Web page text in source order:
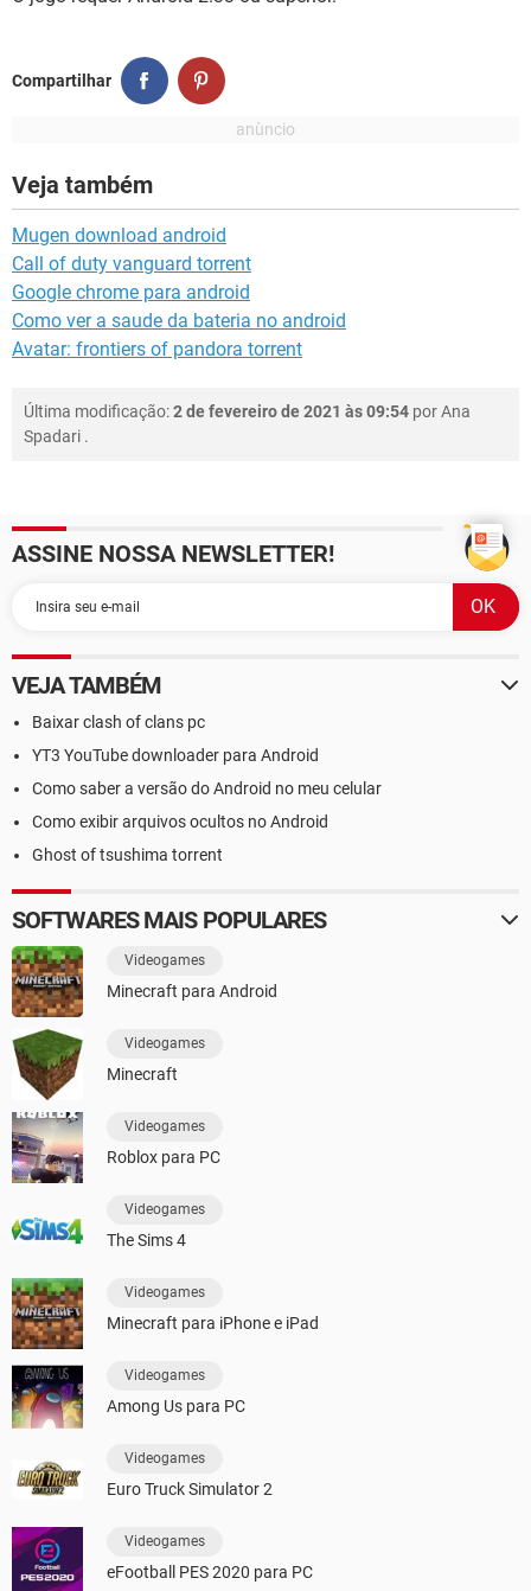
Compartilhar
Veja também
Mugen download android
Call of duty vanguard torrent
Google chrome para android
Como ver a saude da bateria no android
Avatar: frontiers of pandora torrent
Última modificação:2 de fevereiro de 2021 às 09:54 porAna
Spadari .
ASSINE NOSSA NEWSLETTER!
VEJA TAMBÉM
Baixar clash of clans pc
YT3 YouTube downloader para Android
Como saber a versão do Android no meu celular
Como exibir arquivos ocultos no Android
Ghost of tsushima torrent
SOFTWARES MAIS POPULARES
Videogames
Minecraft para Android
Videogames
Minecraft
Videogames
Roblox para PC
Videogames
The Sims 4
Videogames
Minecraft para iPhone e iPad
Videogames
Among Us para PC
Videogames
Euro Truck Simulator 2
Videogames
eFootball PES 2020 para PC